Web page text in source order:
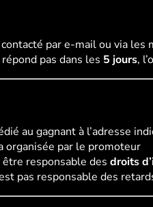
par e-mail ou via les
pas dans les 5 jours,
au gagnant à l’adresse
organisée par le promoteur
responsable des droits
pas responsable des